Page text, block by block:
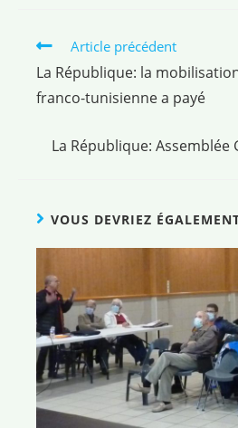
Article précédent
La République: la
franco-tunisienne a payé
La République: Assemblée
VOUS DEVRIEZ